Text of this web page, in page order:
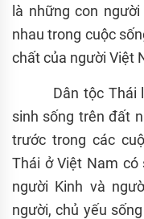
là những con
nhau trong cuộc
chất của người Việt
Dân tộc Thái là
sinh sống trên đất
trước trong các
Thái ở Việt Nam
người Kinh và
người, chủ yếu